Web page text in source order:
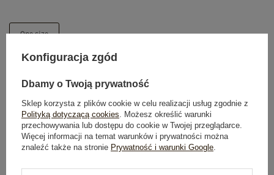
One size
Możesz kupić także poprzez:
Konfiguracja zgód
Dbamy o Twoją prywatność
Sklep korzysta z plików cookie w celu realizacji usług zgodnie z
Polityką dotyczącą cookies . Możesz określić warunki
przechowywania lub dostępu do cookie w Twojej przeglądarce.
Więcej informacji na temat warunków i prywatności można
znaleźć także na stronie Prywatność i warunki Google